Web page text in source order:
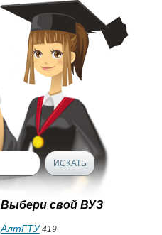
Выбери свой ВУЗ
АлтГТУ419